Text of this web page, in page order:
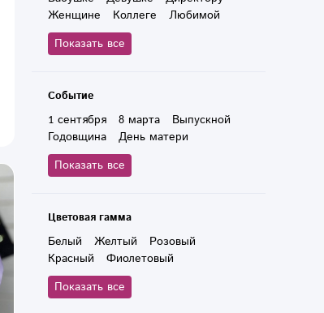
Матиола
Сирень
Фрезии
Пионы
Каллы
Женщине
Коллеге
Любимой
Маме
Руководителю
Дочери
Мужчине
Показать все
Событие
1 сентября 8 марта
Выпускной
Годовщина
День матери
Юбилей
День влюбленных
День рождения
Показать все
Цветовая гамма
Белый Желтый
Розовый
Красный
Фиолетовый
Зеленый
Коричневый
Оранжевый
Голубой
Показать все